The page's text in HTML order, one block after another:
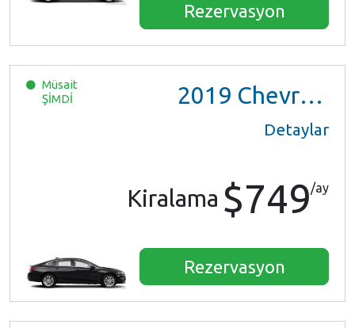
Rezervasyon
Müsait
ŞİMDİ
2019 Chevrolet Malibu
Detaylar
Kiralama $749/ay
Rezervasyon